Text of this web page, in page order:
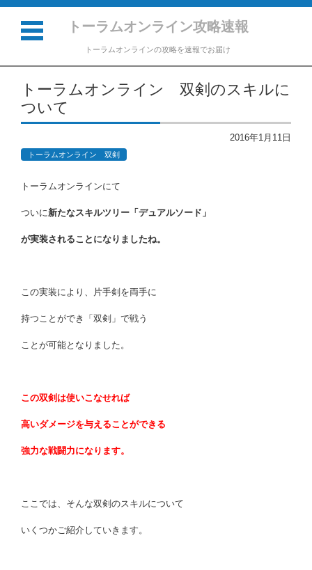
トーラムオンライン攻略速報
トーラムオンラインの攻略を速報でお届け
コンテンツに移動
トーラムオンライン 双剣のスキルに
ついて
2016年1月11日
トーラムオンライン 双剣
トーラムオンラインにて
ついに新たなスキルツリー「デュアルソード」
が実装されることになりましたね。
この実装により、片手剣を両手に
持つことができ「双剣」で戦う
ことが可能となりました。
この双剣は使いこなせれば
高いダメージを与えることができる
強力な戦闘力になります。
ここでは、そんな双剣のスキルについて
いくつかご紹介していきます。